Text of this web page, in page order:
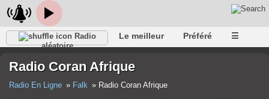
Radio
aléatoire
Le meilleur Préféré ☰
Radio Coran Afrique
Radio En Ligne Falk
Radio Coran Afrique